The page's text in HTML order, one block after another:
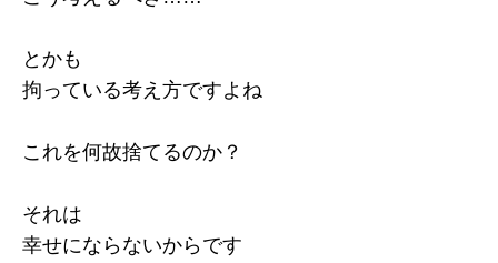
とかも
拘っている考え方ですよね
これを何故捨てるのか？
それは
幸せにならないからです